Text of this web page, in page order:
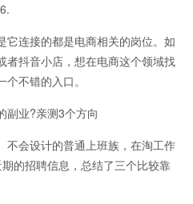
连接的都是电商相关的岗位。如
者抖音小店，想在电商这个领域找
不错的入口。
业?亲测3个方向
会设计的普通上班族，在淘工作
的招聘信息，总结了三个比较靠